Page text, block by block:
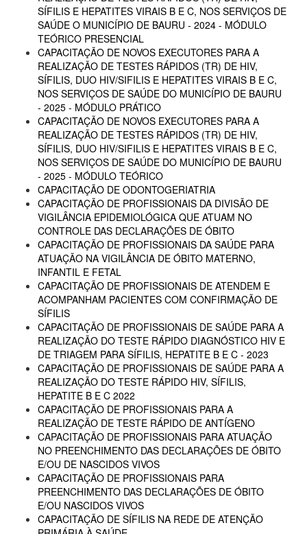
SÍFILIS E HEPATITES VIRAIS B E C, NOS SERVIÇOS DE
SAÚDE O MUNICÍPIO DE BAURU - 2024 - MÓDULO
TEÓRICO PRESENCIAL
CAPACITAÇÃO DE NOVOS EXECUTORES PARA A
REALIZAÇÃO DE TESTES RÁPIDOS (TR) DE HIV,
SÍFILIS, DUO HIV/SIFILIS E HEPATITES VIRAIS B E C,
NOS SERVIÇOS DE SAÚDE DO MUNICÍPIO DE BAURU
- 2025 - MÓDULO PRÁTICO
CAPACITAÇÃO DE NOVOS EXECUTORES PARA A
REALIZAÇÃO DE TESTES RÁPIDOS (TR) DE HIV,
SÍFILIS, DUO HIV/SIFILIS E HEPATITES VIRAIS B E C,
NOS SERVIÇOS DE SAÚDE DO MUNICÍPIO DE BAURU
- 2025 - MÓDULO TEÓRICO
CAPACITAÇÃO DE ODONTOGERIATRIA
CAPACITAÇÃO DE PROFISSIONAIS DA DIVISÃO DE
VIGILÂNCIA EPIDEMIOLÓGICA QUE ATUAM NO
CONTROLE DAS DECLARAÇÕES DE ÓBITO
CAPACITAÇÃO DE PROFISSIONAIS DA SAÚDE PARA
ATUAÇÃO NA VIGILÂNCIA DE ÓBITO MATERNO,
INFANTIL E FETAL
CAPACITAÇÃO DE PROFISSIONAIS DE ATENDEM E
ACOMPANHAM PACIENTES COM CONFIRMAÇÃO DE
SÍFILIS
CAPACITAÇÃO DE PROFISSIONAIS DE SAÚDE PARA A
REALIZAÇÃO DO TESTE RÁPIDO DIAGNÓSTICO HIV E
DE TRIAGEM PARA SÍFILIS, HEPATITE B E C - 2023
CAPACITAÇÃO DE PROFISSIONAIS DE SAÚDE PARA A
REALIZAÇÃO DO TESTE RÁPIDO HIV, SÍFILIS,
HEPATITE B E C 2022
CAPACITAÇÃO DE PROFISSIONAIS PARA A
REALIZAÇÃO DE TESTE RÁPIDO DE ANTÍGENO
CAPACITAÇÃO DE PROFISSIONAIS PARA ATUAÇÃO
NO PREENCHIMENTO DAS DECLARAÇÕES DE ÓBITO
E/OU DE NASCIDOS VIVOS
CAPACITAÇÃO DE PROFISSIONAIS PARA
PREENCHIMENTO DAS DECLARAÇÕES DE ÓBITO
E/OU NASCIDOS VIVOS
CAPACITAÇÃO DE SÍFILIS NA REDE DE ATENÇÃO